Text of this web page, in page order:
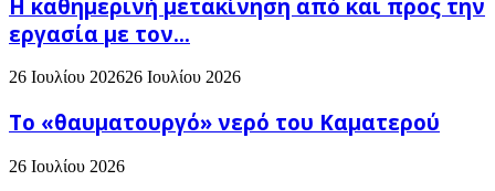
H καθημερινή μετακίνηση από και προς την
εργασία με τον...
26 Ιουλίου 202626 Ιουλίου 2026
Το «θαυματουργό» νερό του Καματερού
26 Ιουλίου 2026